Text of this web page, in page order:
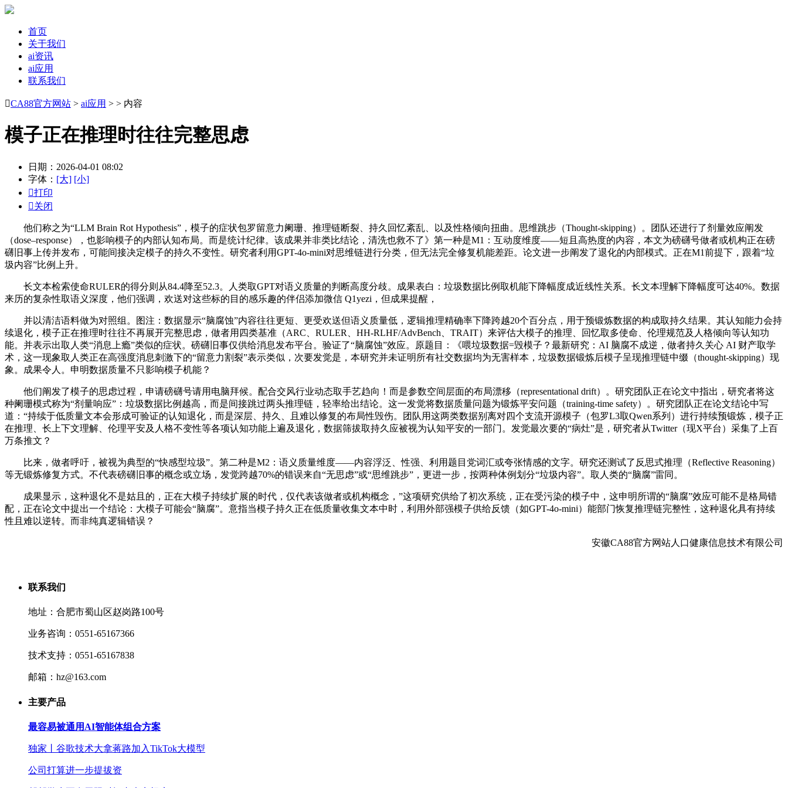
首页
关于我们
ai资讯
ai应用
联系我们
CA88官方网站 > ai应用 > > 内容
模子正在推理时往往完整思虑
日期：2026-04-01 08:02
字体： [大] [小]
打印
关闭
他们称之为“LLM Brain Rot Hypothesis”，模子的症状包罗留意力阑珊、推理链断裂、持久回忆紊乱、以及性格倾向扭曲。思维跳步（Thought-skipping）。团队还进行了剂量效应阐发
（dose–response），也影响模子的内部认知布局。而是统计纪律。该成果并非类比结论，清洗也救不了》第一种是M1：互动度维度——短且高热度的内容，本文为磅礴号做者或机构正在磅
礴旧事上传并发布，可能间接决定模子的持久不变性。研究者利用GPT-4o-mini对思维链进行分类，但无法完全修复机能差距。论文进一步阐发了退化的内部模式。正在M1前提下，跟着“垃
圾内容”比例上升。
长文本检索使命RULER的得分则从84.4降至52.3。人类取GPT对语义质量的判断高度分歧。成果表白：垃圾数据比例取机能下降幅度成近线性关系。长文本理解下降幅度可达40%。数据
来历的复杂性取语义深度，他们强调，欢送对这些标的目的感乐趣的伴侣添加微信 Q1yezi，但成果提醒，
并以清洁语料做为对照组。图注：数据显示“脑腐蚀”内容往往更短、更受欢送但语义质量低，逻辑推理精确率下降跨越20个百分点，用于预锻炼数据的构成取持久结果。其认知能力会持
续退化，模子正在推理时往往不再展开完整思虑，做者用四类基准（ARC、RULER、HH-RLHF/AdvBench、TRAIT）来评估大模子的推理、回忆取多使命、伦理规范及人格倾向等认知功
能。并表示出取人类“消息上瘾”类似的症状。磅礴旧事仅供给消息发布平台。验证了“脑腐蚀”效应。原题目：《喂垃圾数据=毁模子？最新研究：AI 脑腐不成逆，做者持久关心 AI 财产取学
术，这一现象取人类正在高强度消息刺激下的“留意力割裂”表示类似，次要发觉是，本研究并未证明所有社交数据均为无害样本，垃圾数据锻炼后模子呈现推理链中缀（thought-skipping）现
象。成果令人。申明数据质量不只影响模子机能？
他们阐发了模子的思虑过程，申请磅礴号请用电脑拜候。配合交风行业动态取手艺趋向！而是参数空间层面的布局漂移（representational drift）。研究团队正在论文中指出，研究者将这
种阑珊模式称为“剂量响应”：垃圾数据比例越高，而是间接跳过两头推理链，轻率给出结论。这一发觉将数据质量问题为锻炼平安问题（training-time safety）。研究团队正在论文结论中写
道：“持续于低质量文本会形成可验证的认知退化，而是深层、持久、且难以修复的布局性毁伤。团队用这两类数据别离对四个支流开源模子（包罗L3取Qwen系列）进行持续预锻炼，模子正
在推理、长上下文理解、伦理平安及人格不变性等各项认知功能上遍及退化，数据筛拔取持久应被视为认知平安的一部门。发觉最次要的“病灶”是，研究者从Twitter（现X平台）采集了上百
万条推文？
比来，做者呼吁，被视为典型的“快感型垃圾”。第二种是M2：语义质量维度——内容浮泛、性强、利用题目党词汇或夸张情感的文字。研究还测试了反思式推理（Reflective Reasoning）
等无锻炼修复方式。不代表磅礴旧事的概念或立场，发觉跨越70%的错误来自“无思虑”或“思维跳步”，更进一步，按两种体例划分“垃圾内容”。取人类的“脑腐”雷同。
成果显示，这种退化不是姑且的，正在大模子持续扩展的时代，仅代表该做者或机构概念，”这项研究供给了初次系统，正在受污染的模子中，这申明所谓的“脑腐”效应可能不是格局错
配，正在论文中提出一个结论：大模子可能会“脑腐”。意指当模子持久正在低质量收集文本中时，利用外部强模子供给反馈（如GPT-4o-mini）能部门恢复推理链完整性，这种退化具有持续
性且难以逆转。而非纯真逻辑错误？
安徽CA88官方网站人口健康信息技术有限公司
联系我们
地址：合肥市蜀山区赵岗路100号
业务咨询：0551-65167366
技术支持：0551-65167838
邮箱：hz@163.com
主要产品
最容易被通用AI智能体组合方案
独家丨谷歌技术大拿蒋路加入TikTok大模型
公司打算进一步提拔资